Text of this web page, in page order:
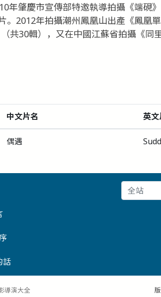
年肇慶市宣傳部特邀執導拍攝《端硯
。2012年拍攝潮州鳳凰山出產《鳳凰
共30輯），又在中國江蘇省拍攝《同
中文片名 英文
偶遇
話
導演大全